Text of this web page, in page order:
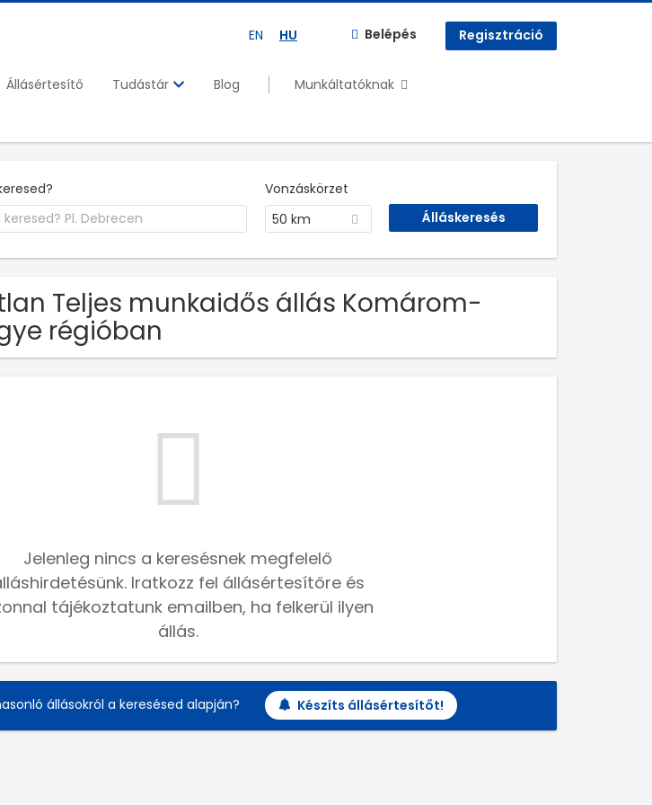
EN HU Belépés Regisztráció
Állásértesítő Tudástár Blog
Munkáltatóknak
Vonzáskörzet
50 km
Teljes munkaidős állás Komárom-
régióban
Jelenleg nincs a keresésnek megfelelő
Iratkozz fel állásértesítőre és
tájékoztatunk emailben, ha felkerül ilyen
állás.
állásokról a keresésed alapján? Készíts állásértesítőt!